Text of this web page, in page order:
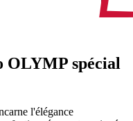
OLYMP spécial
l'élégance